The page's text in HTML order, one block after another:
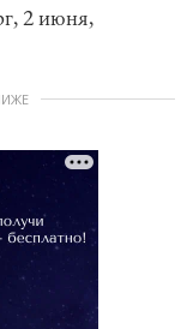
2 июня,